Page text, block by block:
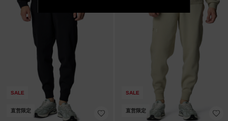
SALE
直営限定
SALE
直営限定